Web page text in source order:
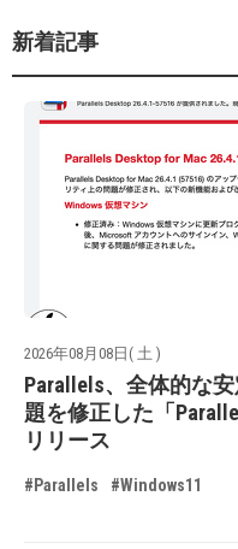
新着記事
2026年08月08日( 土 )
Parallels、全体的な
題を修正した「
リリース
#Parallels #Windows11